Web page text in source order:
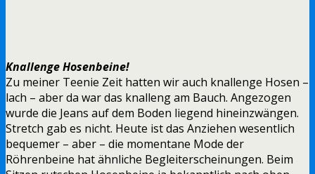
Knallenge Hosenbeine!
Zu meiner Teenie Zeit hatten wir auch knallenge Hosen –
lach – aber da war das knalleng am Bauch. Angezogen
wurde die Jeans auf dem Boden liegend hineinzwängen.
Stretch gab es nicht. Heute ist das Anziehen wesentlich
bequemer – aber – die momentane Mode der
Röhrenbeine hat ähnliche Begleiterscheinungen. Beim